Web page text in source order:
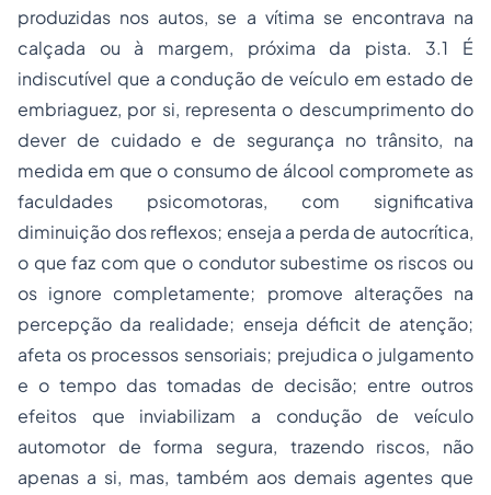
produzidas nos autos, se a vítima se encontrava na
calçada ou à margem, próxima da pista. 3.1 É
indiscutível que a condução de veículo em estado de
embriaguez, por si, representa o descumprimento do
dever de cuidado e de segurança no trânsito, na
medida em que o consumo de álcool compromete as
faculdades psicomotoras, com significativa
diminuição dos reflexos; enseja a perda de autocrítica,
o que faz com que o condutor subestime os riscos ou
os ignore completamente; promove alterações na
percepção da realidade; enseja déficit de atenção;
afeta os processos sensoriais; prejudica o julgamento
e o tempo das tomadas de decisão; entre outros
efeitos que inviabilizam a condução de veículo
automotor de forma segura, trazendo riscos, não
apenas a si, mas, também aos demais agentes que